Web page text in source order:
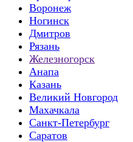
Воронеж
Ногинск
Дмитров
Рязань
Железногорск
Анапа
Казань
Великий Новгород
Махачкала
Санкт-Петербург
Саратов